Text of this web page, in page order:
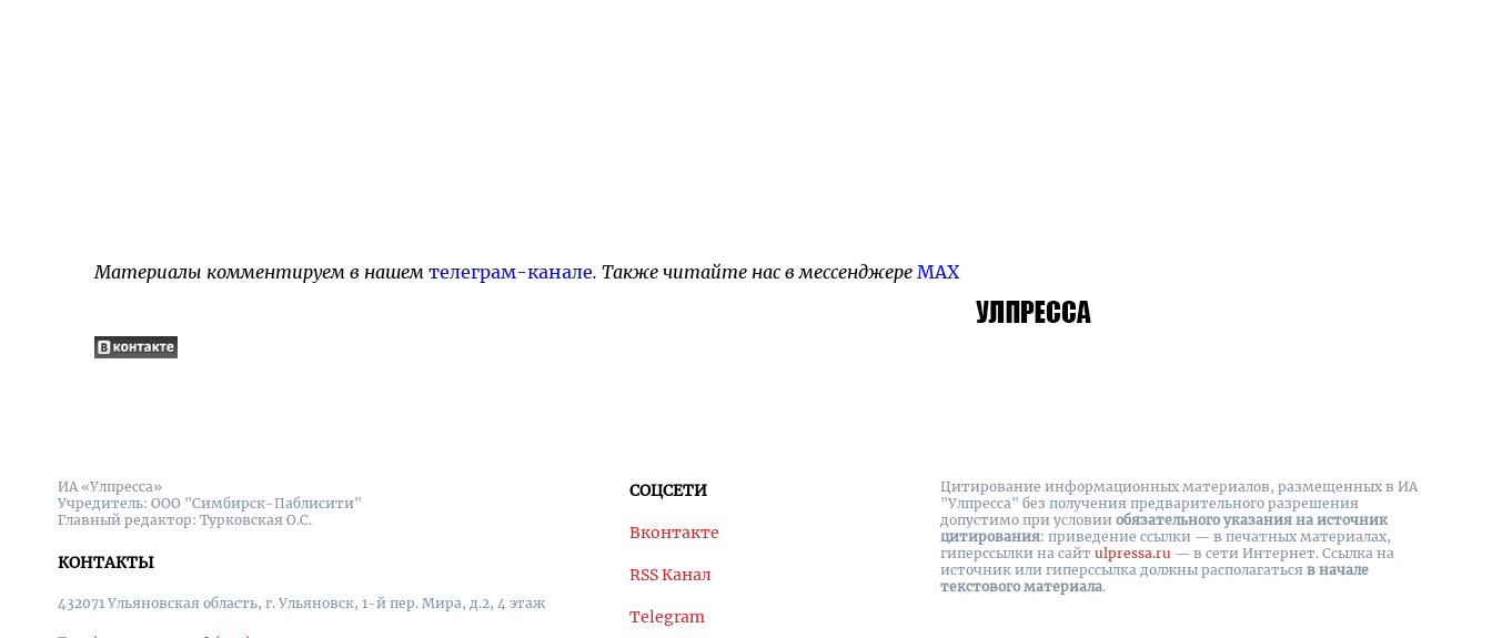
Материалы комментируем в нашем телеграм-канале. Также читайте нас в мессенджере MAX
ИА «Улпресса»
Учредитель: ООО "Симбирск-Паблисити"
Главный редактор: Турковская О.С.
КОНТАКТЫ
432071 Ульяновская область, г. Ульяновск, 1-й пер. Мира, д.2, 4 этаж
СОЦСЕТИ
Вконтакте
RSS Канал
Telegram
Цитирование информационных материалов, размещенных в ИА
"Улпресса" без получения предварительного разрешения
допустимо при условии обязательного указания на источник
цитирования: приведение ссылки — в печатных материалах,
гиперссылки на cайт ulpressa.ru — в сети Интернет. Ссылка на
источник или гиперссылка должны располагаться в начале
текстового материала.